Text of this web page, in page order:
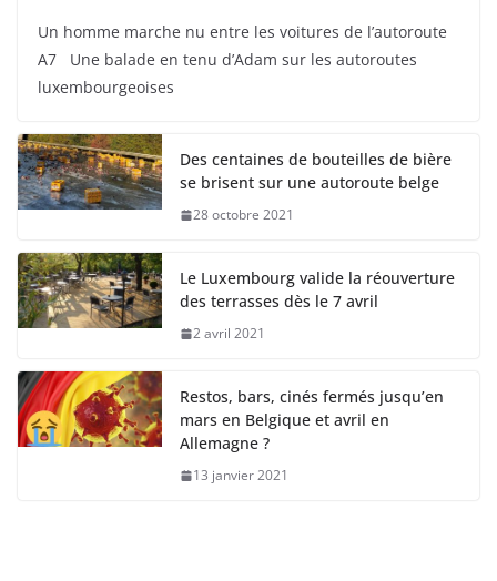
Un homme marche nu entre les voitures de l’autoroute
A7 Une balade en tenu d’Adam sur les autoroutes
luxembourgeoises
Des centaines de bouteilles de bière
se brisent sur une autoroute belge
28 octobre 2021
Le Luxembourg valide la réouverture
des terrasses dès le 7 avril
2 avril 2021
Restos, bars, cinés fermés jusqu’en
mars en Belgique et avril en
Allemagne ?
13 janvier 2021